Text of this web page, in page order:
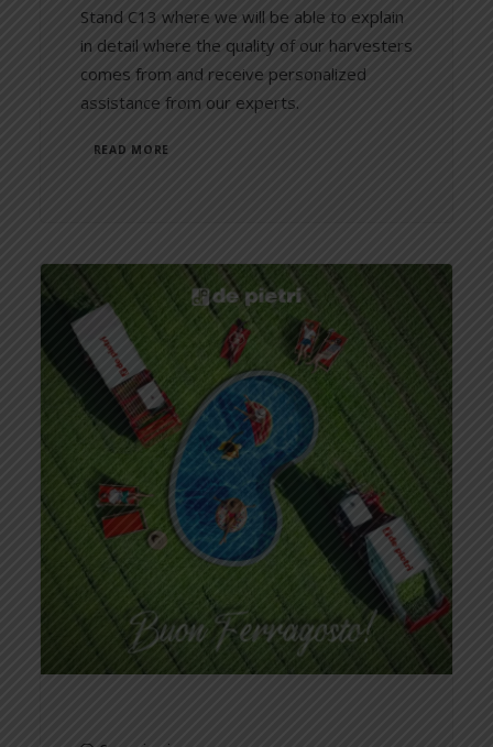
Stand C13 where we will be able to explain
in detail where the quality of our harvesters
comes from and receive personalized
assistance from our experts.
READ MORE